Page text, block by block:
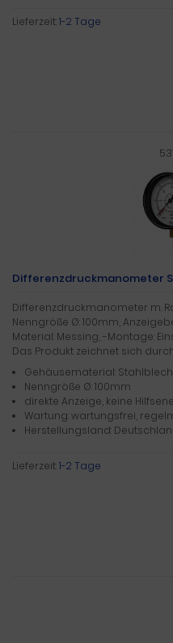
Lieferzeit:1-2 Tage
Differenzdruckmanometer
Differenzdruckmanometer m.
Nenngröße Ø: 100mm,
Material: Messing, -Montage:
Das Produkt zeichnet sich
Gehäusematerial: Stahlblech
Nenngröße Ø: 100mm
direkte Anzeige, keine
Wartung: wartungsfrei,
Herstellungsland:
Lieferzeit:1-2 Tage